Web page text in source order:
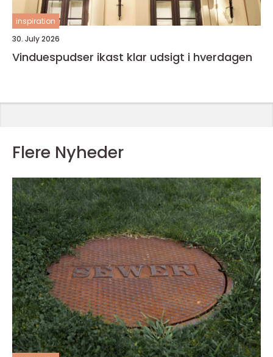
inspiration
30. July 2026
Vinduespudser ikast klar udsigt i hverdagen
Flere Nyheder